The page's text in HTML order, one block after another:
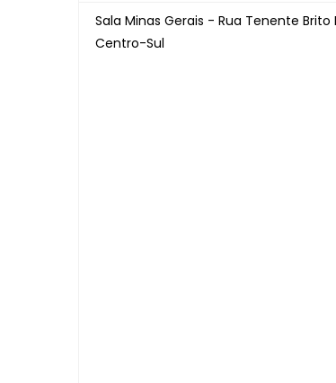
Sala Minas Gerais - Rua Tenente
Centro-Sul